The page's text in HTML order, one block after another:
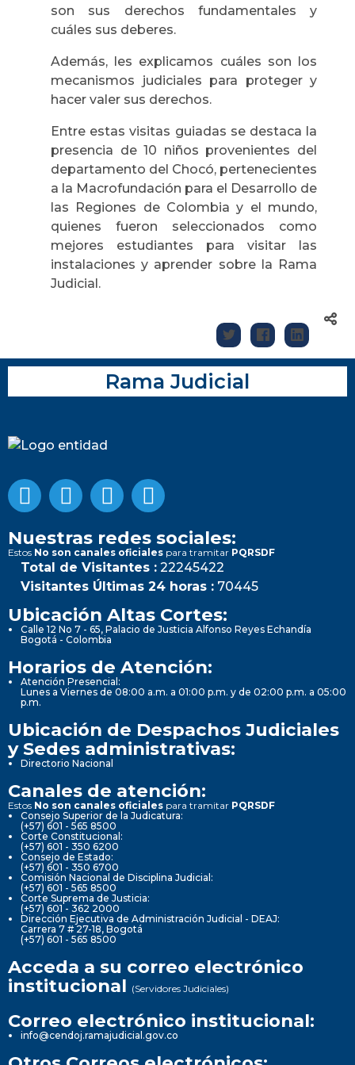
son sus derechos fundamentales y
cuáles sus deberes.
Además, les explicamos cuáles son los
mecanismos judiciales para proteger y
hacer valer sus derechos.
Entre estas visitas guiadas se destaca la
presencia de 10 niños provenientes del
departamento del Chocó, pertenecientes
a la Macrofundación para el Desarrollo de
las Regiones de Colombia y el mundo,
quienes fueron seleccionados como
mejores estudiantes para visitar las
instalaciones y aprender sobre la Rama
Judicial.
Rama Judicial
Nuestras redes sociales:
Estos No son canales oficiales para tramitar PQRSDF
Total de Visitantes : 22245422
Visitantes Últimas 24 horas : 70445
Ubicación Altas Cortes:
Calle 12 No 7 - 65, Palacio de Justicia Alfonso Reyes Echandía
Bogotá - Colombia
Horarios de Atención:
Atención Presencial:
Lunes a Viernes de 08:00 a.m. a 01:00 p.m. y de 02:00 p.m. a 05:00
p.m.
Ubicación de Despachos Judiciales
y Sedes administrativas:
Directorio Nacional
Canales de atención:
Estos No son canales oficiales para tramitar PQRSDF
Consejo Superior de la Judicatura:
(+57) 601 - 565 8500
Corte Constitucional:
(+57) 601 - 350 6200
Consejo de Estado:
(+57) 601 - 350 6700
Comisión Nacional de Disciplina Judicial:
(+57) 601 - 565 8500
Corte Suprema de Justicia:
(+57) 601 - 362 2000
Dirección Ejecutiva de Administración Judicial - DEAJ:
Carrera 7 # 27-18, Bogotá
(+57) 601 - 565 8500
Acceda a su correo electrónico
institucional (Servidores Judiciales)
Correo electrónico institucional:
info@cendoj.ramajudicial.gov.co